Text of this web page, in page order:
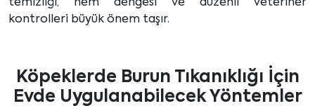
temizliği, nem dengesi ve düzenli veteriner
kontrolleri büyük önem taşır.
Köpeklerde Burun Tıkanıklığı İçin
Evde Uygulanabilecek Yöntemler